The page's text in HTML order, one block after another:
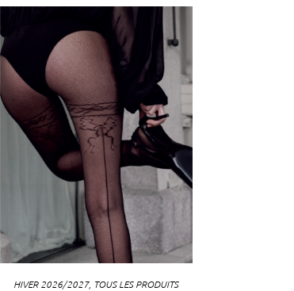
HIVER 2026/2027, TOUS LES PRODUITS